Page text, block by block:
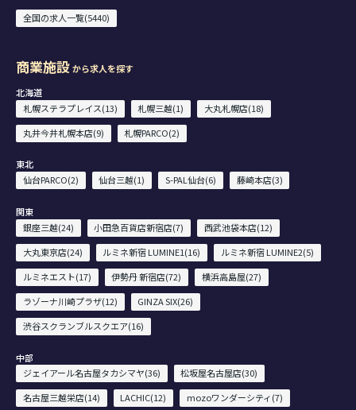
全国の求人一覧(5440)
商業施設から求人を探す
北海道
札幌ステラプレイス(13)
札幌三越(1)
大丸札幌店(18)
丸井今井札幌本店(9)
札幌PARCO(2)
東北
仙台PARCO(2)
仙台三越(1) S-PAL仙台(6) 藤崎本店(3)
関東
銀座三越(24)
小田急百貨店新宿店(7)
西武池袋本店(12)
大丸東京店(24)
ルミネ新宿 LUMINE1(16)
ルミネ新宿 LUMINE2(5)
ルミネエスト(17)
伊勢丹 新宿店(72)
横浜高島屋(27)
ラゾーナ川崎プラザ(12)
GINZA SIX(26)
渋谷スクランブルスクエア(16)
中部
ジェイアール名古屋タカシマヤ(36)
松坂屋名古屋店(30)
名古屋三越栄店(14)
LACHIC(12)
mozoワンダーシティ(7)